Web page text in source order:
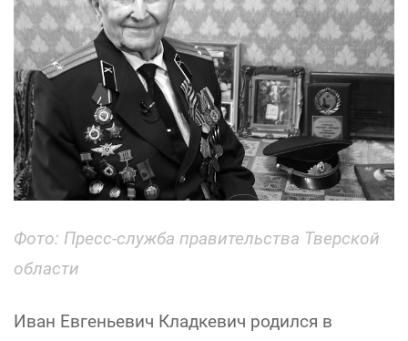
Фото: Пресс-служба правительства Тверской
области
Иван Евгеньевич Кладкевич родился в